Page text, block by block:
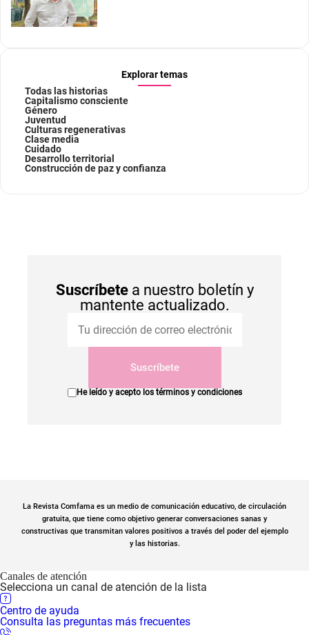
Explorar temas
Todas las historias
Capitalismo consciente
Género
Juventud
Culturas regenerativas
Clase media
Cuidado
Desarrollo territorial
Construcción de paz y confianza
Suscríbetea nuestro boletín y
mantente actualizado.
Suscríbete
He leído y acepto los términos y condiciones
La Revista Comfama es un medio de comunicación educativo, de circulación
gratuita, que tiene como objetivo generar conversaciones sanas y
constructivas que transmitan valores positivos a través del poder del ejemplo
y las historias.
Canales de atención
Selecciona un canal de atención de la lista
Centro de ayuda
Consulta las preguntas más frecuentes